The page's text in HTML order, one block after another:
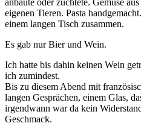
eigenen Tieren. Pasta
einem langen Tisch zusammen.
Es gab nur Bier und Wein.
Ich hatte bis dahin keinen Wein
ich zumindest.
Bis zu diesem Abend mit
langen Gesprächen, einem Glas,
irgendwann war da kein
Geschmack.